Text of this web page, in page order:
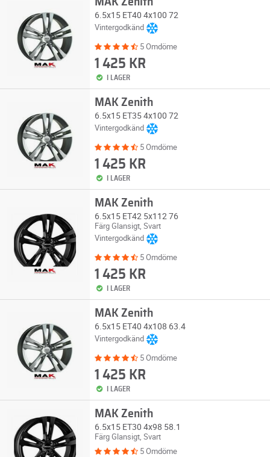
6.5x15 ET40 4x100 72
Vintergodkänd
5 Omdöme
1 425 KR
I LAGER
MAK Zenith
6.5x15 ET35 4x100 72
Vintergodkänd
5 Omdöme
1 425 KR
I LAGER
MAK Zenith
6.5x15 ET42 5x112 76
Färg Glansigt, Svart
Vintergodkänd
5 Omdöme
1 425 KR
I LAGER
MAK Zenith
6.5x15 ET40 4x108 63.4
Vintergodkänd
5 Omdöme
1 425 KR
I LAGER
MAK Zenith
6.5x15 ET30 4x98 58.1
Färg Glansigt, Svart
5 Omdöme